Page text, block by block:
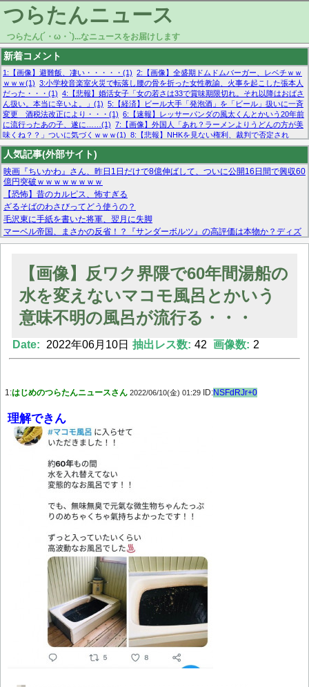
つらたんニュース
つらたん(´・ω・`)...なニュースをお届けします
新着コメント
1:【画像】避難飯、凄い・・・・・(1) 2:【画像】全盛期ドムドムバーガー、レベチｗｗ
ｗｗｗ(1) 3:小学校音楽室火災で転落し腰の骨を折った女性教諭、火事を起こした張本人
だった・・・(1) 4:【悲報】婚活女子「女の若さは33で賞味期限切れ。それ以降はおばさ
ん扱い。本当に辛いよ。」(1) 5:【経済】ビール大手「発泡酒」を「ビール」扱いに一斉
変更 酒税法改正により・・・(1) 6:【速報】レッサーパンダの風太くんとかいう20年前
に流行ったあの子、遂に……(1) 7:【画像】外国人「あれ？ラーメンよりうどんの方が美
味くね？？」ついに気づくｗｗｗ(1) 8:【悲報】NHKを見ない権利、裁判で否定され
る・・・(1) 9:欧州委員長「原発縮小は間違いでした」(1) 10:【悲報】日本企業の人手不
足、限界突破 52%「正社員も足りてません…」(1)
人気記事(外部サイト)
映画『ちいかわ』さん、昨日1日だけで8億伸ばして、ついに公開16日間で興収60
億円突破ｗｗｗｗｗｗｗｗ
【恐怖】昔のカルピス、怖すぎる
ざるそばのわさびってどう使うの？
毛沢東に手紙を書いた将軍、翌月に失脚
マーベル帝国、まさかの反省！？『サンダーボルツ』の高評価は本物か？ディズ
ニーCEOの「量より質」宣言の裏で渦巻くファンの本音とMCUの未来を徹底考
【モー娘。石田亜佑美】ファーストテイク出演も新規獲得ならず？北川莉央が1
【画像あり】FacebookとかTwitterで拾ったエロ画像貼ってくよ
Powered by livedoor 相互RSS
【画像】反ワク界隈で60年間湯船の
水を変えないマコモ風呂とかいう
意味不明の風呂が流行る・・・
Date: 2022年06月10日 抽出レス数: 42 画像数: 2
1:はじめのつらたんニュースさん 2022/06/10(金) 01:29 ID:NSFdRJr+0
理解できん